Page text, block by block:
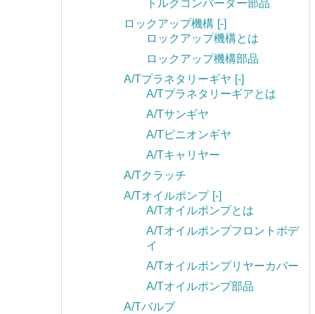
トルクコンバーター部品
ロックアップ機構 [-]
ロックアップ機構とは
ロックアップ機構部品
A/Tプラネタリーギヤ [-]
A/Tプラネタリーギアとは
A/Tサンギヤ
A/Tピニオンギヤ
A/Tキャリヤー
A/Tクラッチ
A/Tオイルポンプ [-]
A/Tオイルポンプとは
A/Tオイルポンプフロントボデ
イ
A/Tオイルポンプリヤーカバー
A/Tオイルポンプ部品
A/Tバルブ